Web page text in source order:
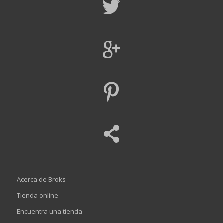
Acerca de Broks
Tienda online
Encuentra una tienda